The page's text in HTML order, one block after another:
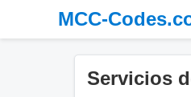
MCC-
Servicios